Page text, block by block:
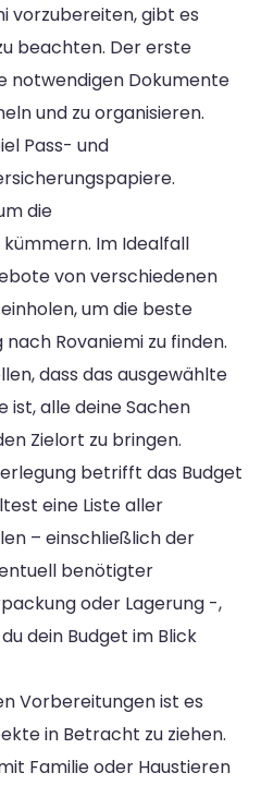
vorzubereiten, gibt es
beachten. Der erste
notwendigen Dokumente
und zu organisieren.
Pass- und
die
Im Idealfall
von verschiedenen
um die beste
Rovaniemi zu finden.
dass das ausgewählte
ist, alle deine Sachen
Zielort zu bringen.
betrifft das Budget
eine Liste aller
– einschließlich der
benötigter
oder Lagerung -,
dein Budget im Blick
Vorbereitungen ist es
in Betracht zu ziehen.
Familie oder Haustieren